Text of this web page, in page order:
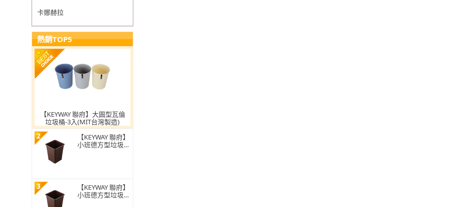
卡娜赫拉
熱銷TOP5
【KEYWAY 聯府】大圓型瓦倫
垃圾桶-3入(MIT台灣製造)
2
【KEYWAY 聯府】
小班德方型垃圾
3
【KEYWAY 聯府】
小班德方型垃圾